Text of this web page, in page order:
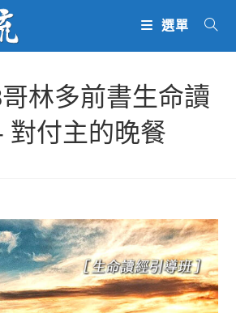
選單
哥林多前書生命讀
對付主的晚餐